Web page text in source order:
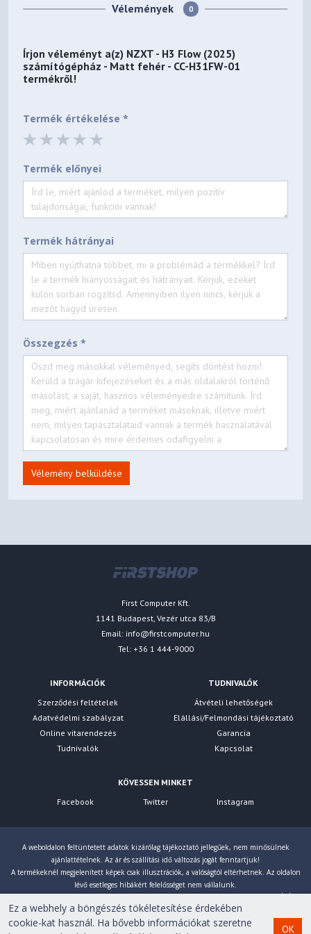
Product Info
CC-H31FW-01 CC-H31FB-01 CC-H31FW-02 CC-H31FB-02
UPC
810074843515
EAN
5056547207971 5056547207988 5056547203393
5056547203409
Vélemények 0
Írjon véleményt a(z) NZXT - H3 Flow (2025)
számítógépház - Matt fehér - CC-H31FW-01
termékről!
Termék értékelése *
Termék előnyei
Termék hátrányai
Összegzés *
Vélemény belküldése
First Computer Kft.
1141 Budapest, Vezér utca 83/B
Email: info@firstcomputer.hu
Tel: +36 1 444-9000
INFORMÁCIÓK
Szerződési feltételek
Adatvédelmi szabályzat
Online vitarendezés
Tudnivalók
TUDNIVALÓK
Átvételi lehetőségek
Elállási/Felmondási tájékoztató
Garancia
Kapcsolat
KÖVESSEN MINKET
Facebook
Twitter Instagram
A weboldalon feltüntetett adatok kizárólag tájékoztató jellegűek, nem minősülnek
ajánlattételnek. Az ár és szállítási idő változás jogát fenntartjuk!
A termékeknél megjelenített képek csak illusztrációk, a valóságtól eltérhetnek. Az oldalon
lévő esetleges hibákért felelősséget nem vállalunk.
Eltérés esetén a gyártó által megadott paraméterek érvényesek! Bruttó árainkat 27% ÁFÁ-val
számoljuk!
Ez a webhely a böngészés tökéletesítése érdekében
cookie-kat használ. Ha bővebb információkat szeretne
OK